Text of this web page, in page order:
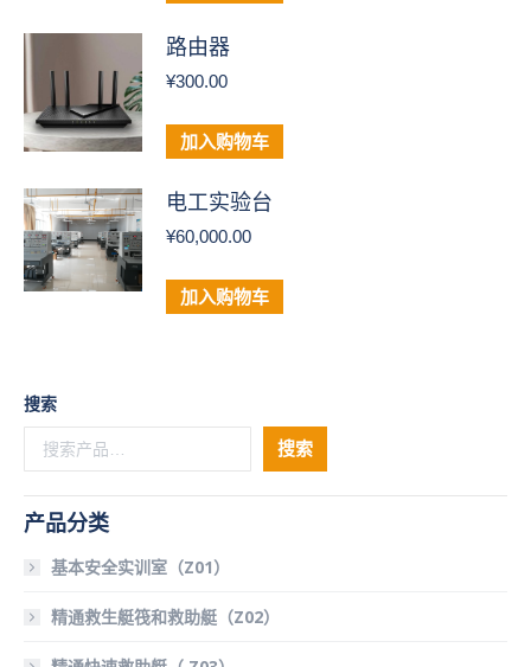
路由器
¥300.00
加入购物车
电工实验台
¥60,000.00
加入购物车
搜索
搜索
产品分类
基本安全实训室（Z01）
精通救生艇筏和救助艇（Z02）